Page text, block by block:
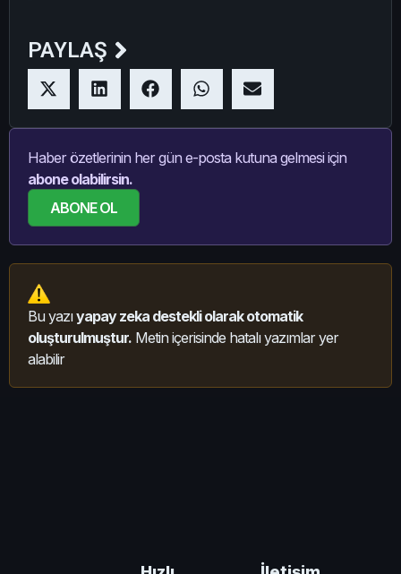
PAYLAŞ
Haber özetlerinin her gün e-posta kutuna gelmesi için
abone olabilirsin.
ABONE OL
Bu yazıyapay zeka destekli olarak otomatik
oluşturulmuştur. Metin içerisinde hatalı yazımlar yer
alabilir